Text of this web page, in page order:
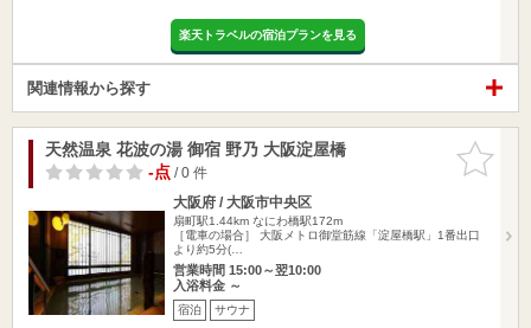
楽天トラベルの宿泊プランを見る
関連情報から探す
お気に入
りに追加
天然温泉 花波の湯 御宿 野乃 大阪淀屋橋
-点/ 0 件
大阪府 / 大阪市中央区
扇町駅1.44km なにわ橋駅172m
［電車の場合］ 大阪メトロ御堂筋線「淀屋橋駅」1番出口
より約5分(…
営業時間 15:00～翌10:00
入浴料金 ～
宿泊 サウナ